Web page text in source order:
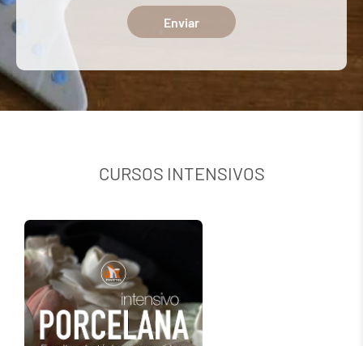
Enviar
CURSOS INTENSIVOS